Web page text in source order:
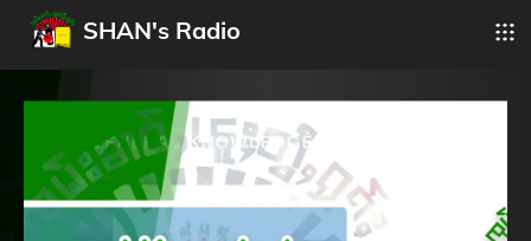
SHAN's Radio